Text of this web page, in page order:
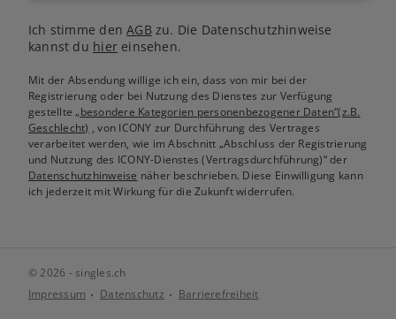
Ich stimme denAGB zu. Die Datenschutzhinweise
kannst du hiereinsehen.
Mit der Absendung willige ich ein, dass von mir bei der
Registrierung oder bei Nutzung des Dienstes zur Verfügung
gestellte„besondere Kategorien personenbezogener Daten“(z.B.
Geschlecht) , von ICONY zur Durchführung des Vertrages
verarbeitet werden, wie im Abschnitt „Abschluss der Registrierung
und Nutzung des ICONY-Dienstes (Vertragsdurchführung)“ der
Datenschutzhinweise näher beschrieben. Diese Einwilligung kann
ich jederzeit mit Wirkung für die Zukunft widerrufen.
© 2026 - singles.ch
Impressum
Datenschutz Barrierefreiheit